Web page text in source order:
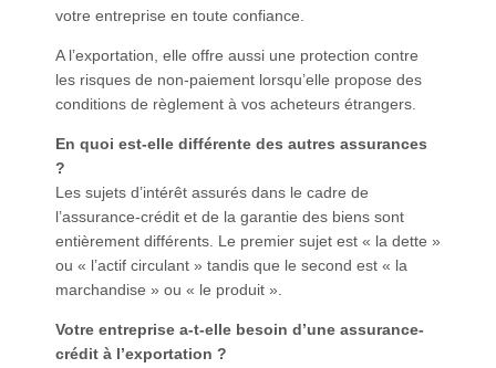
votre entreprise en toute confiance.
A l’exportation, elle offre aussi une protection contre
les risques de non-paiement lorsqu’elle propose des
conditions de règlement à vos acheteurs étrangers.
En quoi est-elle différente des autres assurances
?
Les sujets d’intérêt assurés dans le cadre de
l’assurance-crédit et de la garantie des biens sont
entièrement différents. Le premier sujet est « la dette »
ou « l’actif circulant » tandis que le second est « la
marchandise » ou « le produit ».
Votre entreprise a-t-elle besoin d’une assurance-
crédit à l’exportation ?